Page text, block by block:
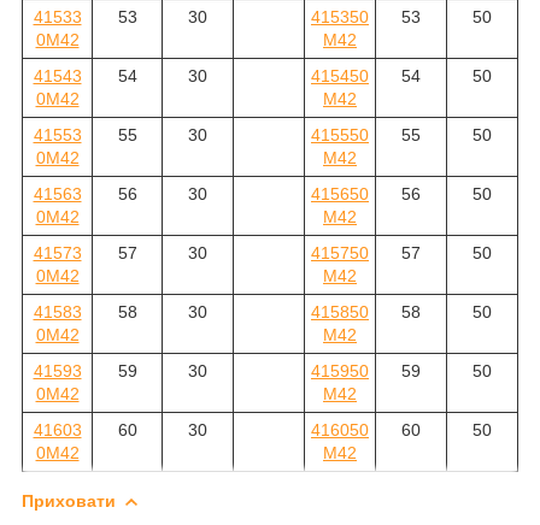
41533
0M42
53 30
415350
M42
53 50
41543
0M42
54 30
415450
M42
54 50
41553
0M42
55 30
415550
M42
55 50
41563
0M42
56 30
415650
M42
56 50
41573
0M42
57 30
415750
M42
57 50
41583
0M42
58 30
415850
M42
58 50
41593
0M42
59 30
415950
M42
59 50
41603
0M42
60 30
416050
M42
60 50
Приховати